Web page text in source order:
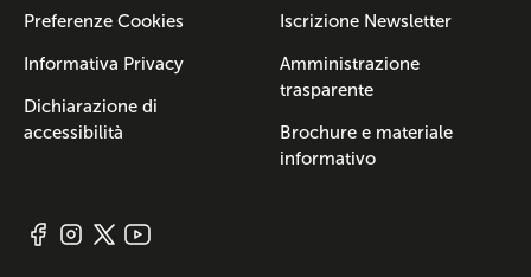
Preferenze Cookies
Informativa Privacy
Dichiarazione di
accessibilità
Iscrizione Newsletter
Amministrazione
trasparente
Brochure e materiale
informativo